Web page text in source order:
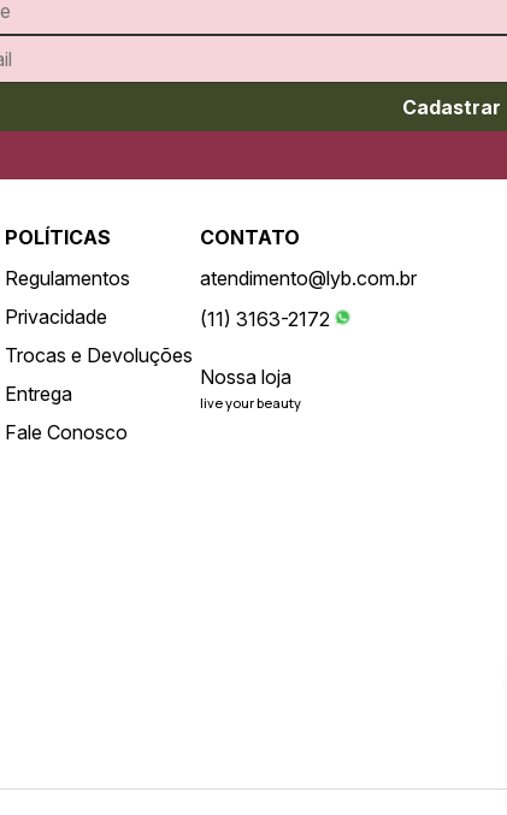
Cadastrar
POLÍTICAS
Regulamentos
Privacidade
Trocas e Devoluções
Entrega
Fale Conosco
CONTATO
atendimento@lyb.com.br
(11) 3163-2172
Nossa loja
live your beauty